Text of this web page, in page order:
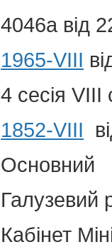
4046а від
1965-VIII
4 сесія VIII
1852-VIII
Основний
Галузевий
Кабінет